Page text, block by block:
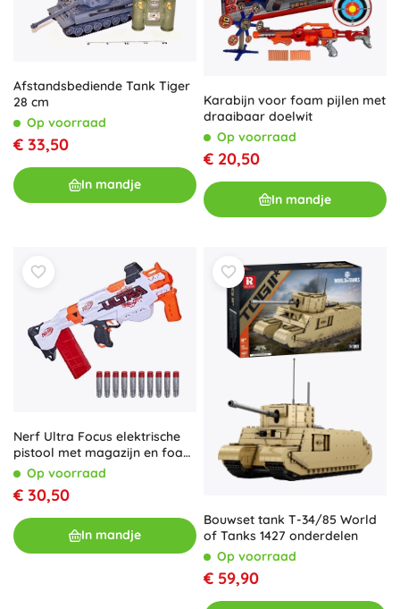
Afstandsbediende Tank Tiger
28 cm
Op voorraad
€ 33,50
In mandje
Karabijn voor foam pijlen met
draaibaar doelwit
Op voorraad
€ 20,50
In mandje
Nerf Ultra Focus elektrische
pistool met magazijn en foam
dartsOp voorraad
€ 30,50
In mandje
Bouwset tank T-34/85 World
of Tanks 1427 onderdelen
Op voorraad
€ 59,90